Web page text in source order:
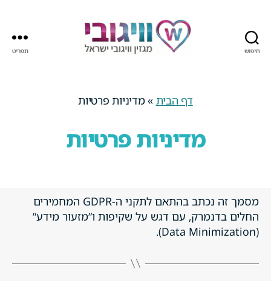
חיפוש תפריט
דף הבית »מדיניות פרטיות
מדיניות פרטיות
מסמך זה נכתב בהתאם לתקני ה-GDPR המחמירים
החלים בדנמרק, עם דגש על שקיפות ו”מזעור מידע”
(Data Minimization).